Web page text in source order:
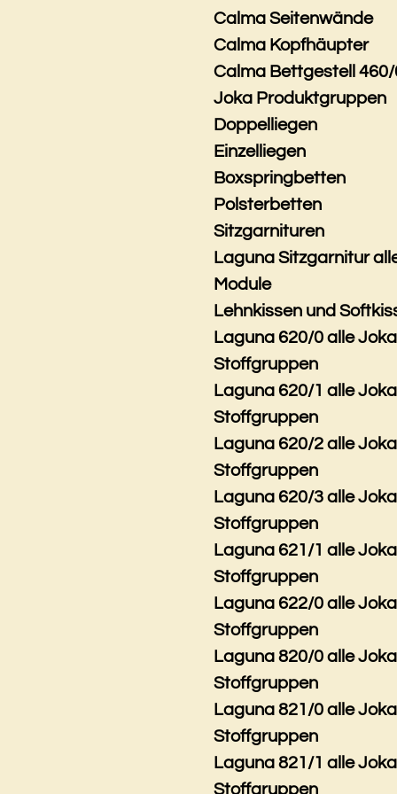
Calma Seitenwände
Calma Kopfhäupter
Calma Bettgestell
Joka Produktgruppen
Doppelliegen
Einzelliegen
Boxspringbetten
Polsterbetten
Sitzgarnituren
Laguna Sitzgarnitur
Module
Lehnkissen und
Laguna 620/0 alle Joka
Stoffgruppen
Laguna 620/1 alle Joka
Stoffgruppen
Laguna 620/2 alle Joka
Stoffgruppen
Laguna 620/3 alle Joka
Stoffgruppen
Laguna 621/1 alle Joka
Stoffgruppen
Laguna 622/0 alle Joka
Stoffgruppen
Laguna 820/0 alle Joka
Stoffgruppen
Laguna 821/0 alle Joka
Stoffgruppen
Laguna 821/1 alle Joka
Stoffgruppen